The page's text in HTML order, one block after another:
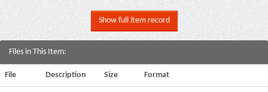
Show full item record
Files in This Item:
File Description Size Format